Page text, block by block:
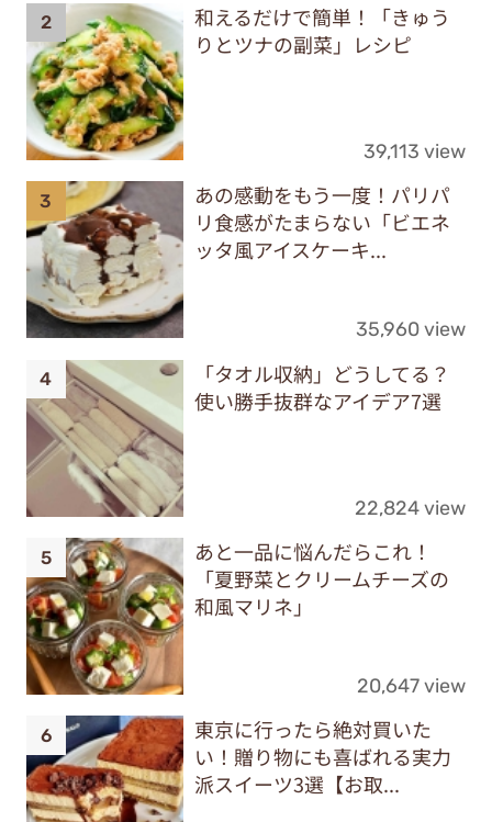
和えるだけで簡単！「きゅう
りとツナの副菜」レシピ
39,113 view
あの感動をもう一度！パリパ
リ食感がたまらない「ビエネ
ッタ風アイスケーキ...
35,960 view
「タオル収納」どうしてる？
使い勝手抜群なアイデア7選
22,824 view
あと一品に悩んだらこれ！
「夏野菜とクリームチーズの
和風マリネ」
20,647 view
東京に行ったら絶対買いた
い！贈り物にも喜ばれる実力
派スイーツ3選【お取...